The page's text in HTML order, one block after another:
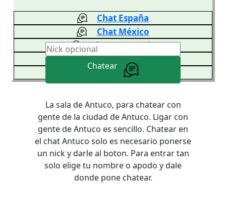
Chat España
Chat México
Chat Venezuela
Chat Colombia
Chat Argentina
Chatear
La sala de Antuco, para chatear con
gente de la ciudad de Antuco. Ligar con
gente de Antuco es sencillo. Chatear en
el chat Antuco solo es necesario ponerse
un nick y darle al boton. Para entrar tan
solo elige tu nombre o apodo y dale
donde pone chatear.